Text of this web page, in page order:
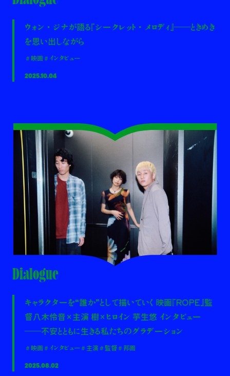
ウォン・ジナが語る『シークレット・メロディ』――ときめき
を思い出しながら
＃映画＃インタビュー
2025.10.04
Dialogue
キャラクターを“誰か”として描いていく 映画『ROPE』監
督八木伶音×主演 樹×ヒロイン 芋生悠 インタビュー
——不安とともに生きる私たちのグラデーション
＃映画＃インタビュー＃主演 ＃監督＃邦画
2025.08.02